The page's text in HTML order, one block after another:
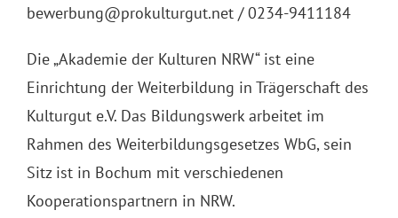
bewerbung@prokulturgut.net / 0234-9411184
Die „Akademie der Kulturen NRW“ ist eine
Einrichtung der Weiterbildung in Trägerschaft des
Kulturgut e.V. Das Bildungswerk arbeitet im
Rahmen des Weiterbildungsgesetzes WbG, sein
Sitz ist in Bochum mit verschiedenen
Kooperationspartnern in NRW.